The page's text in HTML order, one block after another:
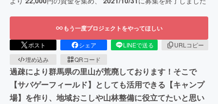
もう一度プロジェクトをやってほしい
ポスト シェア LINEで送る
URLコピー
埋め込み
QRコード
過疎により群馬県の里山が荒廃しております！そこで
【サバゲーフィールド】としても活用できる【キャンプ
場】を作り、地域おこしや山林整備に役立てたいと思い